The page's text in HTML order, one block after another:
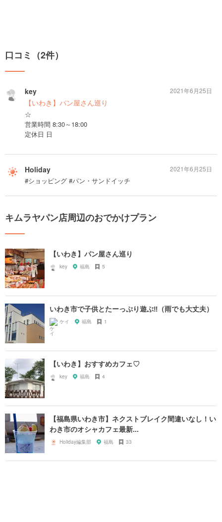
口コミ（2件）
key
【いわき】パン屋さん巡り
☆
営業時間 8:30～18:00
定休日 日
2021年6月25日
Holiday
#ショッピング #パン・サンドイッチ
2021年6月25日
キムラヤパン店周辺のおでかけプラン
【いわき】パン屋さん巡り
key 福島 5
いわき市で子供とたーっぷり遊ぶ‼︎（雨でも大丈夫）
ケイ 福島 1
【いわき】おすすめカフェ♡
key 福島 4
【福島県いわき市】ネクストブレイク間違いなし！い
わき市のオシャカフェ最新...
Holiday編集部 福島 33